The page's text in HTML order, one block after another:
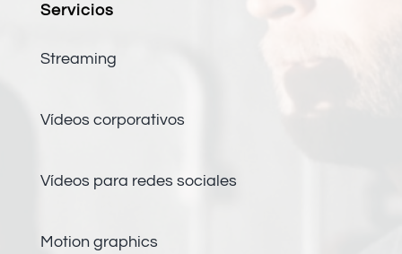
Servicios
Streaming
Vídeos corporativos
Vídeos para redes sociales
Motion graphics